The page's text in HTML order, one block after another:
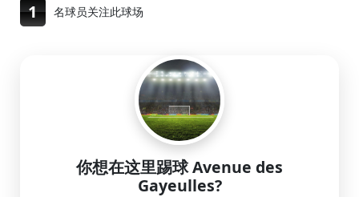
1 名球员关注此球场
你想在这里踢球 Avenue des
Gayeulles?